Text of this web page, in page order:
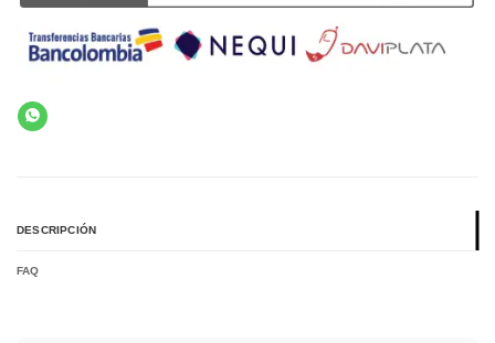
DESCRIPCIÓN
FAQ